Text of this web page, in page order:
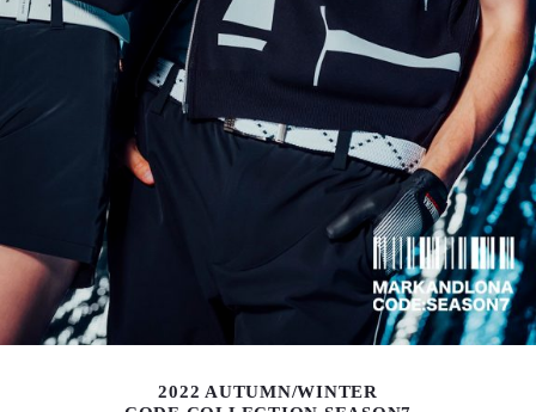
2022 AUTUMN/WINTER